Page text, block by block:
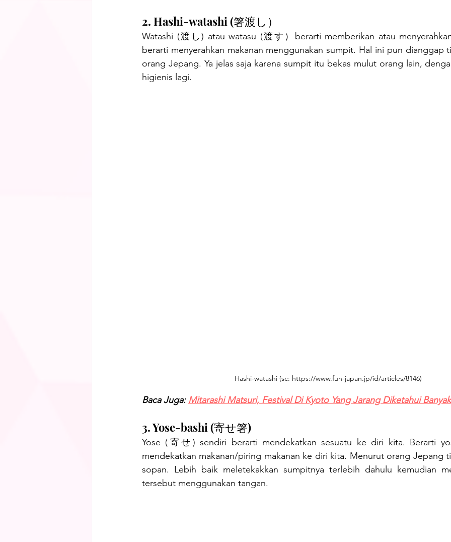
2. Hashi-watashi (箸渡し）
Watashi (渡し) atau watasu (渡す）berarti memberikan atau
berarti menyerahkan makanan menggunakan sumpit. Hal ini pun dianggap
orang Jepang. Ya jelas saja karena sumpit itu bekas mulut orang lain,
higienis lagi.
Hashi-watashi (sc: https://www.fun-japan.jp/id/articles/8146)
Baca Juga: Mitarashi Matsuri, Festival Di Kyoto Yang Jarang Diketahui
3. Yose-bashi (寄せ箸)
Yose (寄せ) sendiri berarti mendekatkan sesuatu ke diri kita. Berarti
mendekatkan makanan/piring makanan ke diri kita. Menurut orang Jepang
sopan. Lebih baik meletekakkan sumpitnya terlebih dahulu kemudian
tersebut menggunakan tangan.